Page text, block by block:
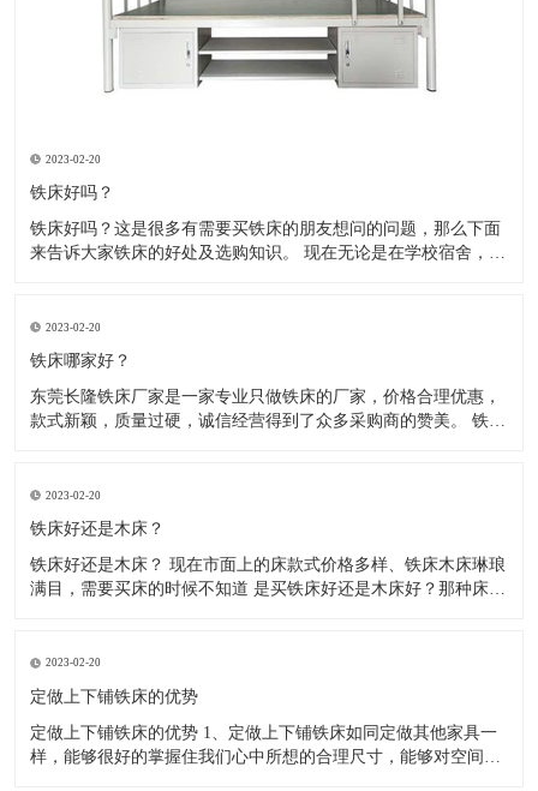
2023-02-20
铁床好吗？
铁床好吗？这是很多有需要买铁床的朋友想问的问题，那么下面
来告诉大家铁床的好处及选购知识。 现在无论是在学校宿舍，工
命长，价格相对也比较实惠。木床不防腐、容易松动、长虫、摇
晃。 现
2023-02-20
铁床哪家好？
东莞长隆铁床厂家是一家专业只做铁床的厂家，价格合理优惠，
款式新颖，质量过硬，诚信经营得到了众多采购商的赞美。 铁床
料全部采用加厚材料，可承重500kg，稳固不摇晃，高温高烤漆
2023-02-20
铁床好还是木床？
铁床好还是木床？ 现在市面上的床款式价格多样、铁床木床琳琅
满目，需要买床的时候不知道 是买铁床好还是木床好？那种床结
怕水，现在的木床基本都是锯末板含甲醛对人体是有害的，遇到
返潮
2023-02-20
定做上下铺铁床的优势
定做上下铺铁床的优势 1、定做上下铺铁床如同定做其他家具一
样，能够很好的掌握住我们心中所想的合理尺寸，能够对空间的